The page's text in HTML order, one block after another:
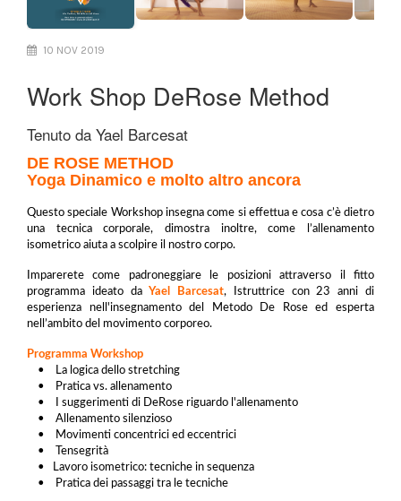
10 NOV 2019
Work Shop DeRose Method
Tenuto da Yael Barcesat
DE ROSE METHOD
Yoga Dinamico e molto altro ancora
Questo speciale Workshop insegna come si effettua e cosa c’è dietro
una tecnica corporale, dimostra inoltre, come l’allenamento
isometrico aiuta a scolpire il nostro corpo.
Imparerete come padroneggiare le posizioni attraverso il fitto
programma ideato daYael Barcesat, Istruttrice con 23 anni di
esperienza nell'insegnamento del Metodo De Rose ed esperta
nell’ambito del movimento corporeo.
Programma Workshop
• La logica dello stretching
• Pratica vs. allenamento
• I suggerimenti di DeRose riguardo l'allenamento
• Allenamento silenzioso
• Movimenti concentrici ed eccentrici
• Tensegrità
• Lavoro isometrico: tecniche in sequenza
• Pratica dei passaggi tra le tecniche